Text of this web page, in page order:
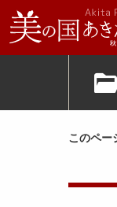
このペー